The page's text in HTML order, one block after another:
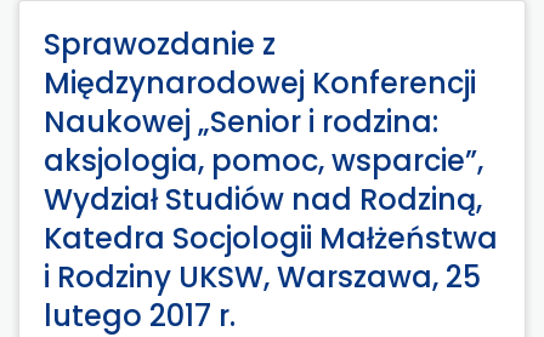
Sprawozdanie z
Międzynarodowej Konferencji
Naukowej „Senior i rodzina:
aksjologia, pomoc, wsparcie”,
Wydział Studiów nad Rodziną,
Katedra Socjologii Małżeństwa
i Rodziny UKSW, Warszawa, 25
lutego 2017 r.